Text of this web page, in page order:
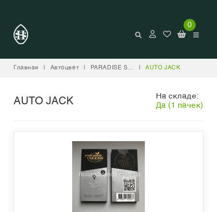
0
Главная Автоцвет PARADISE SEEDS AUTO JACK
AUTO JACK
На складе:
Да (1 пачек)